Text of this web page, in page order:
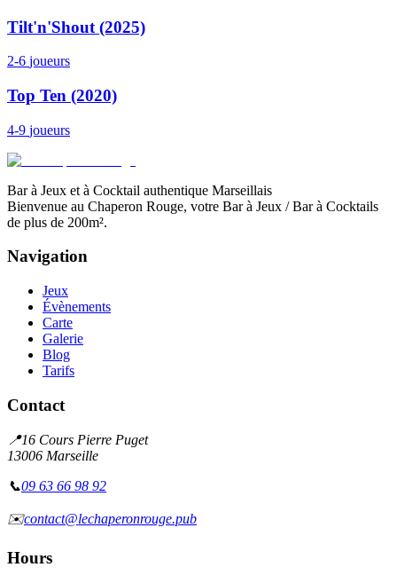
Tilt'n'Shout (2025)
2-6 joueurs
Top Ten (2020)
4-9 joueurs
Bar à Jeux et à Cocktail authentique Marseillais
Bienvenue au Chaperon Rouge, votre Bar à Jeux / Bar à Cocktails
de plus de 200m².
Navigation
Jeux
Évènements
Carte
Galerie
Blog
Tarifs
Contact
📍16 Cours Pierre Puget
13006 Marseille
📞09 63 66 98 92
✉️contact@lechaperonrouge.pub
Hours